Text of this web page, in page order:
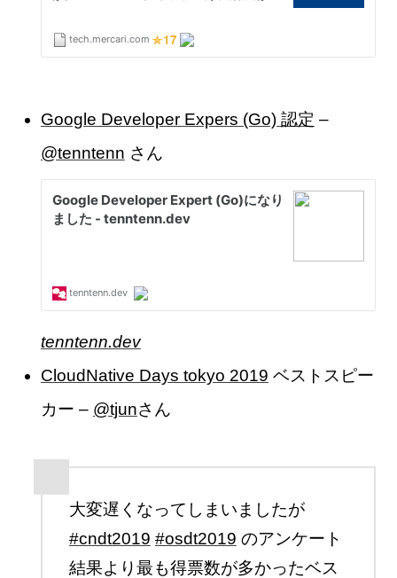
Google Developer Expers (Go) 認定 –
@tenntenn さん
tenntenn.dev
CloudNative Days tokyo 2019 ベストスピー
カー – @tjunさん
大変遅くなってしまいましたが
#cndt2019 #osdt2019 のアンケート
結果より最も得票数が多かったベス